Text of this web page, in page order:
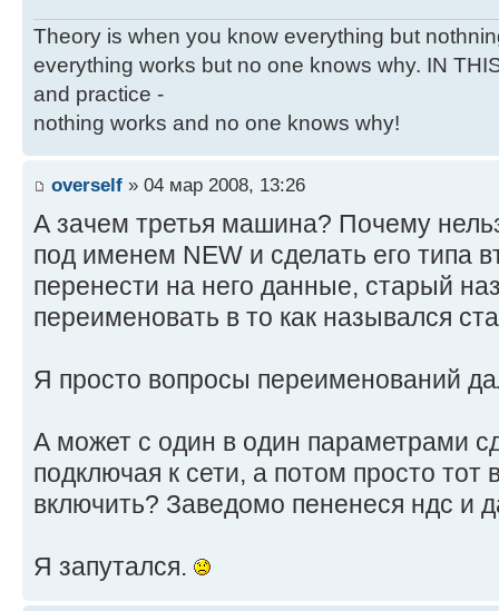
Theory is when you know everything but
everything works but no one knows why. IN
and practice -
nothing works and no one knows why!
overself » 04 мар 2008, 13:26
А зачем третья машина? Почему
под именем NEW и сделать его типа
перенести на него данные, старый
переименовать в то как назывался
Я просто вопросы переименований
А может с один в один параметрами
подключая к сети, а потом просто тот
включить? Заведомо пененеся ндс и
Я запутался.